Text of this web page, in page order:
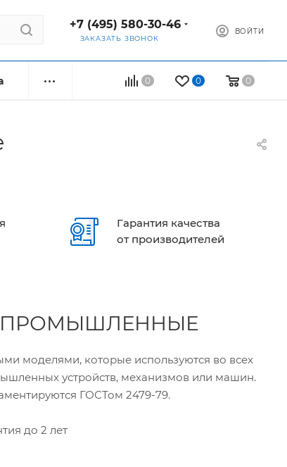
+7 (495) 580-30-46
ЗАКАЗАТЬ ЗВОНОК
ВОЙТИ
0 0 0
Гарантия качества
от производителей
моделями, которые используются во всех
устройств, механизмов или машин.
ГОСТом 2479-79.
до 2 лет